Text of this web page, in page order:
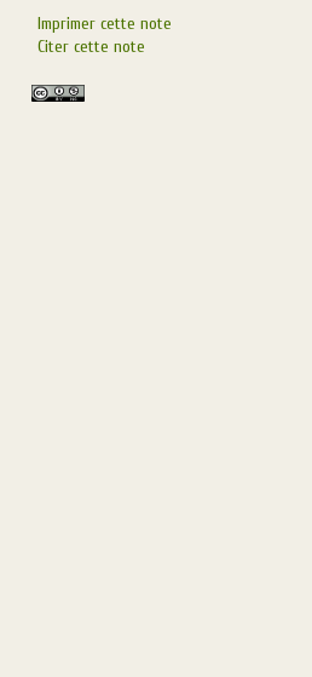
Imprimer cette note
Citer cette note